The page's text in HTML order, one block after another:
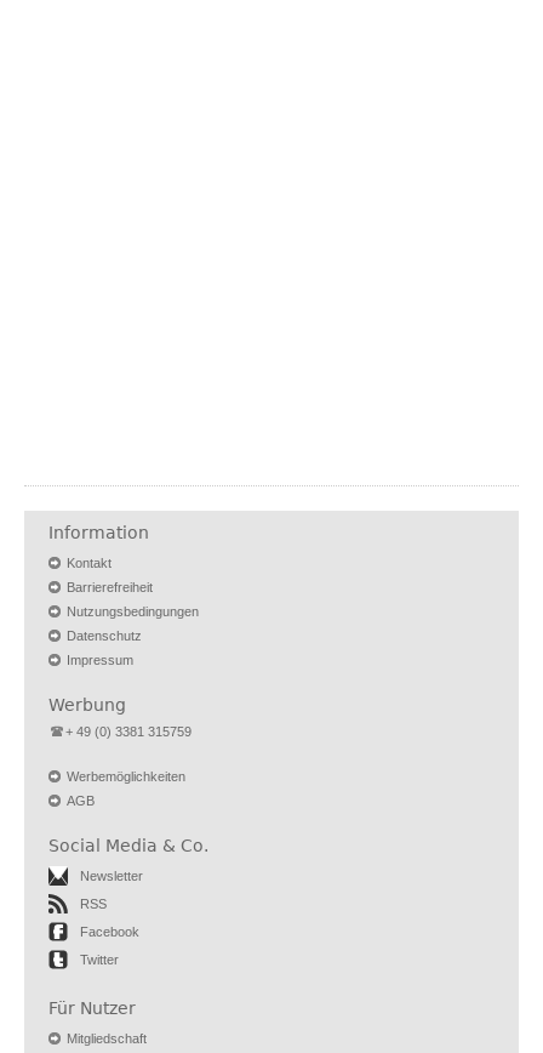
Information
Kontakt
Barrierefreiheit
Nutzungsbedingungen
Datenschutz
Impressum
Werbung
+ 49 (0) 3381 315759
Werbemöglichkeiten
AGB
Social Media & Co.
Newsletter
RSS
Facebook
Twitter
Für Nutzer
Mitgliedschaft